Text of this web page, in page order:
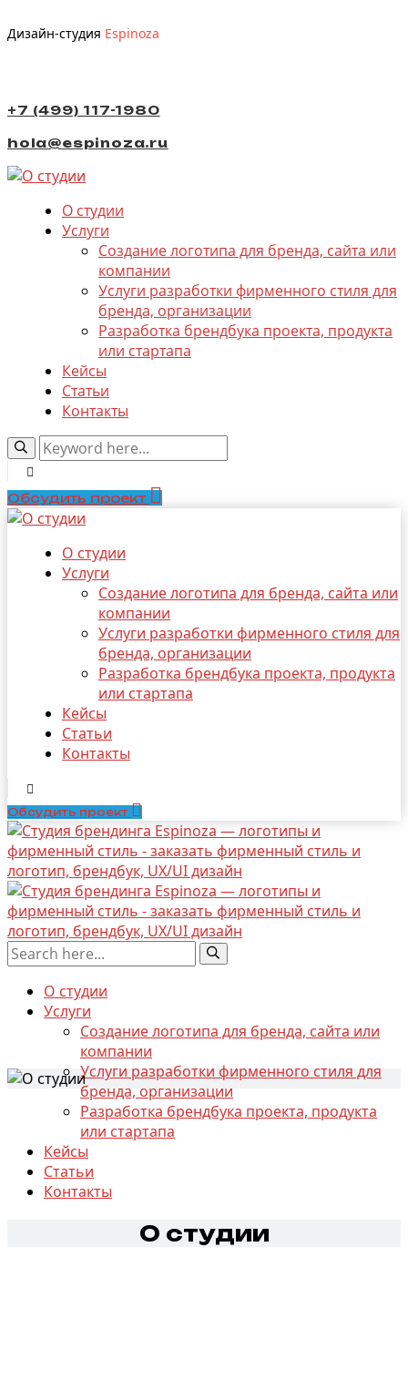
Дизайн-студия Espinoza
+7 (499) 117-1980
hola@espinoza.ru
О студии
Услуги
Создание логотипа для бренда, сайта или
компании
Услуги разработки фирменного стиля для
бренда, организации
Разработка брендбука проекта, продукта
или стартапа
Кейсы
Статьи
Контакты
Обсудить проект
О студии
Услуги
Создание логотипа для бренда, сайта или
компании
Услуги разработки фирменного стиля для
бренда, организации
Разработка брендбука проекта, продукта
или стартапа
Кейсы
Статьи
Контакты
Обсудить проект
О студии
Услуги
Создание логотипа для бренда, сайта или
компании
Услуги разработки фирменного стиля для
бренда, организации
Разработка брендбука проекта, продукта
или стартапа
Кейсы
Статьи
Контакты
О студии